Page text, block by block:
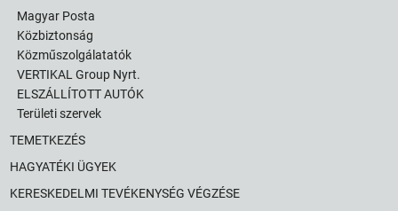
Magyar Posta
Közbiztonság
Közműszolgálatatók
VERTIKAL Group Nyrt.
ELSZÁLLÍTOTT AUTÓK
Területi szervek
TEMETKEZÉS
HAGYATÉKI ÜGYEK
KERESKEDELMI TEVÉKENYSÉG VÉGZÉSE